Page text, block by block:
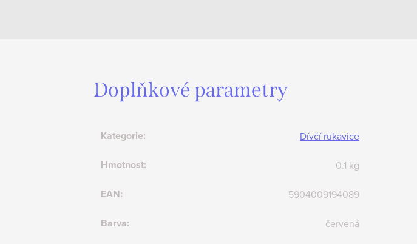
Doplňkové parametry
Kategorie: Dívčí rukavice
Hmotnost: 0.1 kg
EAN: 5904009194089
Barva: červená